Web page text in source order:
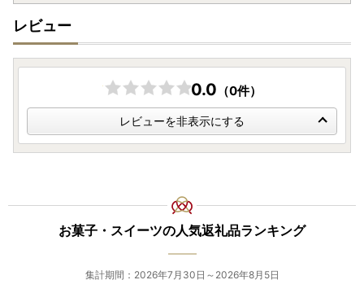
レビュー
0.0 （0件）
レビューを非表示にする
お菓子・スイーツの人気返礼品ランキング
集計期間：2026年7月30日～2026年8月5日